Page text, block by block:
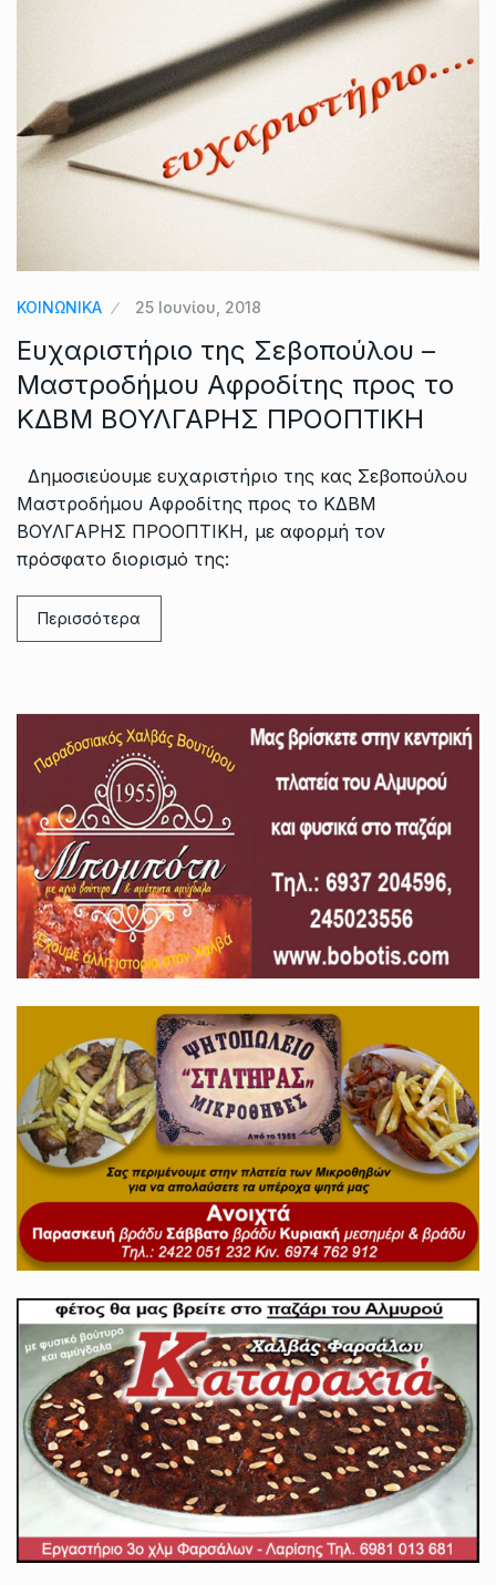
ΚΟΙΝΩΝΙΚΑ 25 Ιουνίου, 2018
Ευχαριστήριο της Σεβοπούλου –
Μαστροδήμου Αφροδίτης προς το
ΚΔΒΜ ΒΟΥΛΓΑΡΗΣ ΠΡΟΟΠΤΙΚΗ
Δημοσιεύουμε ευχαριστήριο της κας Σεβοπούλου
Μαστροδήμου Αφροδίτης προς το ΚΔΒΜ
ΒΟΥΛΓΑΡΗΣ ΠΡΟΟΠΤΙΚΗ, με αφορμή τον
πρόσφατο διορισμό της:
Περισσότερα